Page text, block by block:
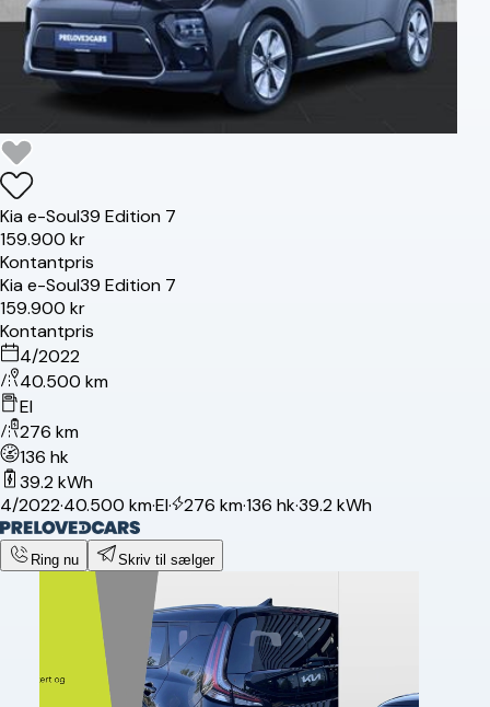
Kiae-Soul39 Edition 7
159.900 kr
Kontantpris
Kiae-Soul39 Edition 7
159.900 kr
Kontantpris
4/2022
40.500 km
El
276 km
136 hk
39.2 kWh
4/2022·40.500 km·El· 276 km·136 hk·39.2 kWh
Ring nu Skriv til sælger